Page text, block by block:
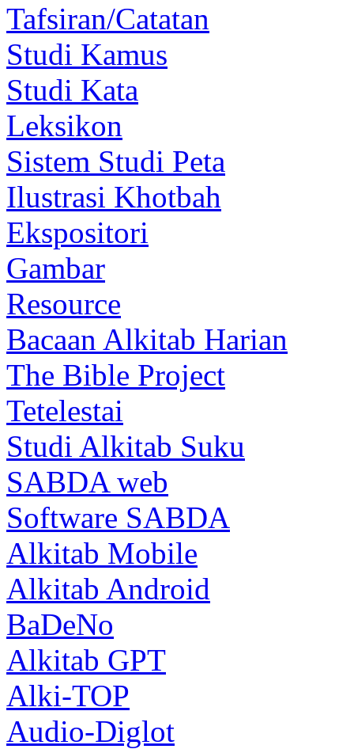
Tafsiran/Catatan
Studi Kamus
Studi Kata
Leksikon
Sistem Studi Peta
Ilustrasi Khotbah
Ekspositori
Gambar
Resource
Bacaan Alkitab Harian
The Bible Project
Tetelestai
Studi Alkitab Suku
SABDA web
Software SABDA
Alkitab Mobile
Alkitab Android
BaDeNo
Alkitab GPT
Alki-TOP
Audio-Diglot